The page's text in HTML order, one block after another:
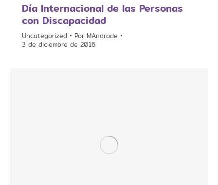
Día Internacional de las Personas
con Discapacidad
Uncategorized Por MAndrade
3 de diciembre de 2016